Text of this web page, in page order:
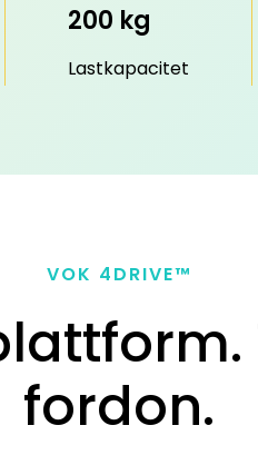
200 kg
Lastkapacitet
VOK 4DRIVE™
fordon.